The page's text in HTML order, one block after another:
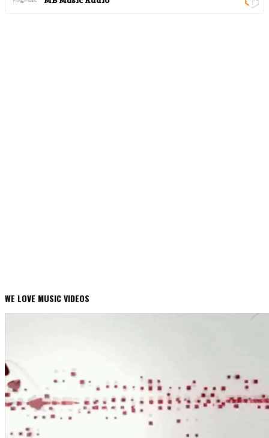
WE LOVE MUSIC VIDEOS